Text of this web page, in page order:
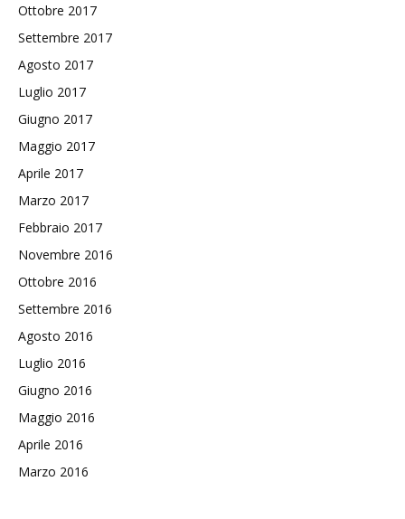
Ottobre 2017
Settembre 2017
Agosto 2017
Luglio 2017
Giugno 2017
Maggio 2017
Aprile 2017
Marzo 2017
Febbraio 2017
Novembre 2016
Ottobre 2016
Settembre 2016
Agosto 2016
Luglio 2016
Giugno 2016
Maggio 2016
Aprile 2016
Marzo 2016